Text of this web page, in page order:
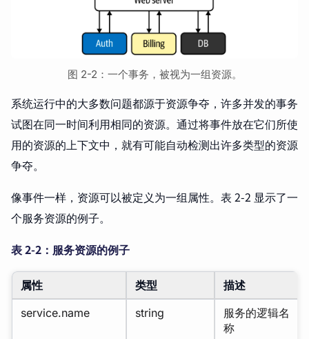
图 2-2：一个事务，被视为一组资源。
系统运行中的大多数问题都源于资源争夺，许多并发的事务
试图在同一时间利用相同的资源。通过将事件放在它们所使
用的资源的上下文中，就有可能自动检测出许多类型的资源
争夺。
像事件一样，资源可以被定义为一组属性。表 2-2 显示了一
个服务资源的例子。
表 2-2：服务资源的例子
属性 类型
描述
service.name
string
服务的逻辑名
称